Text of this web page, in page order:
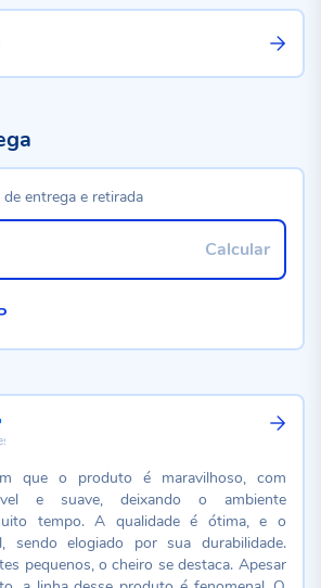
que o produto é maravilhoso, com
e suave, deixando o ambiente
tempo. A qualidade é ótima, e o
sendo elogiado por sua durabilidade.
pequenos, o cheiro se destaca. Apesar
entrega e retirada
Calcular